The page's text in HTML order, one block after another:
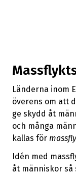
Länderna inom
överens om att
ge skydd åt
och många
kallas för
Idén med
åt människor